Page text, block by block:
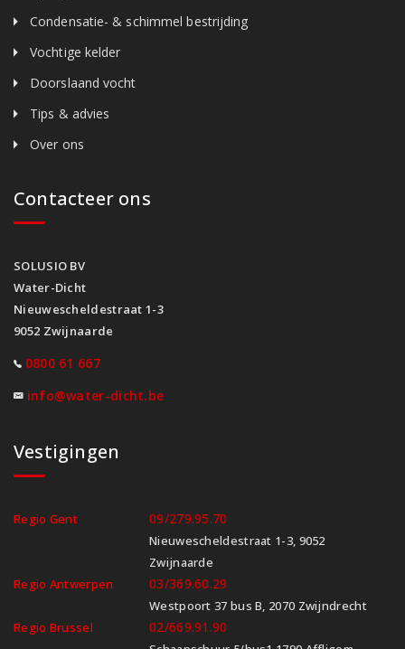
Condensatie- & schimmel bestrijding
Vochtige kelder
Doorslaand vocht
Tips & advies
Over ons
Contacteer ons
SOLUSIO BV
Water-Dicht
Nieuwescheldestraat 1-3
9052 Zwijnaarde
0800 61 667
info@water-dicht.be
Vestigingen
Regio Gent 09/279.95.70
Nieuwescheldestraat 1-3, 9052
Zwijnaarde
Regio Antwerpen
03/369.60.29
Westpoort 37 bus B, 2070 Zwijndrecht
Regio Brussel
02/669.91.90